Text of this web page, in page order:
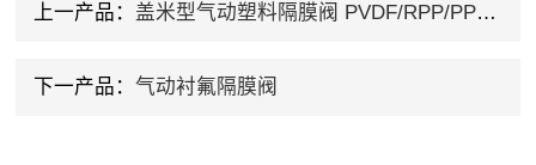
上一产品： 盖米型气动塑料隔膜阀 PVDF/RPP/PPH/UPVC
下一产品： 气动衬氟隔膜阀